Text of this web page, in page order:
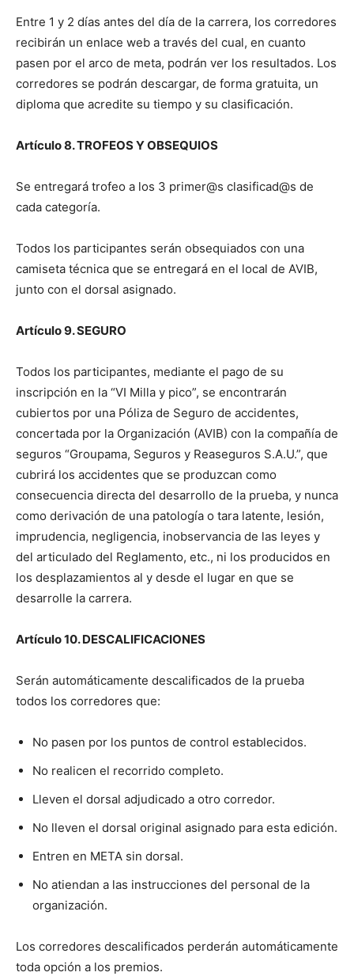
Entre 1 y 2 días antes del día de la carrera, los corredores
recibirán un enlace web a través del cual, en cuanto
pasen por el arco de meta, podrán ver los resultados. Los
corredores se podrán descargar, de forma gratuita, un
diploma que acredite su tiempo y su clasificación.
Artículo 8. TROFEOS Y OBSEQUIOS
Se entregará trofeo a los 3 primer@s clasificad@s de
cada categoría.
Todos los participantes serán obsequiados con una
camiseta técnica que se entregará en el local de AVIB,
junto con el dorsal asignado.
Artículo 9. SEGURO
Todos los participantes, mediante el pago de su
inscripción en la “VI Milla y pico”, se encontrarán
cubiertos por una Póliza de Seguro de accidentes,
concertada por la Organización (AVIB) con la compañía de
seguros “Groupama, Seguros y Reaseguros S.A.U.”, que
cubrirá los accidentes que se produzcan como
consecuencia directa del desarrollo de la prueba, y nunca
como derivación de una patología o tara latente, lesión,
imprudencia, negligencia, inobservancia de las leyes y
del articulado del Reglamento, etc., ni los producidos en
los desplazamientos al y desde el lugar en que se
desarrolle la carrera.
Artículo 10. DESCALIFICACIONES
Serán automáticamente descalificados de la prueba
todos los corredores que:
No pasen por los puntos de control establecidos.
No realicen el recorrido completo.
Lleven el dorsal adjudicado a otro corredor.
No lleven el dorsal original asignado para esta edición.
Entren en META sin dorsal.
No atiendan a las instrucciones del personal de la
organización.
Los corredores descalificados perderán automáticamente
toda opción a los premios.